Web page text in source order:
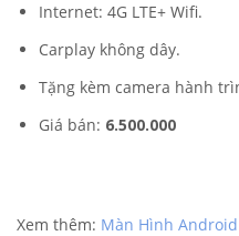
Internet: 4G LTE+ Wifi.
Carplay không dây.
Tặng kèm camera hành
Giá bán: 6.500.000
Xem thêm: Màn Hình